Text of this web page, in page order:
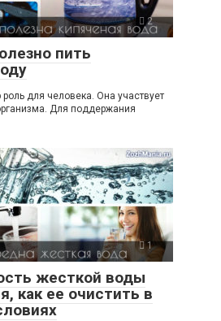
2
пить
для человека. Она участвует
Для поддержания
1
жесткой воды
как ее очистить в